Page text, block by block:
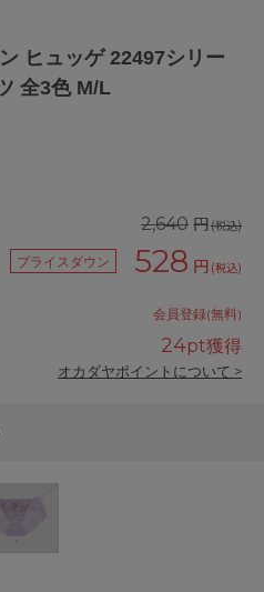
ヒュッゲ 22497シリー
全3色 M/L
2,640 円(税込)
プライスダウン 528 円 (税込)
会員登録(無料)
24pt獲得
オカダヤポイントについて >